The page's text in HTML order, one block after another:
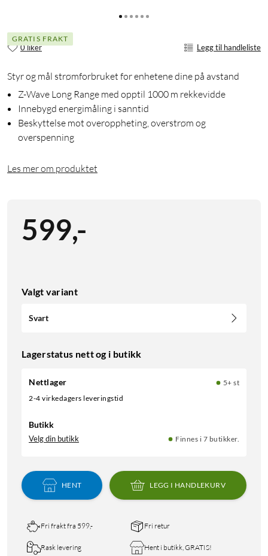
GRATIS FRAKT
0 liker Legg til handleliste
Styr og mål strømforbruket for enhetene dine på avstand
Z-Wave Long Range med opptil 1000 m rekkevidde
Innebygd energimåling i sanntid
Beskyttelse mot overoppheting, overstrøm og
overspenning
Les mer om produktet
599,-
Valgt variant
Svart
Lagerstatus nett og i butikk
Nettlager
5+ st
2-4 virkedagers leveringstid
Butikk
Velg din butikk Finnes i 7 butikker.
HENT LEGG I HANDLEKURV
Fri frakt fra 599,- Fri retur
Rask levering Hent i butikk, GRATIS!